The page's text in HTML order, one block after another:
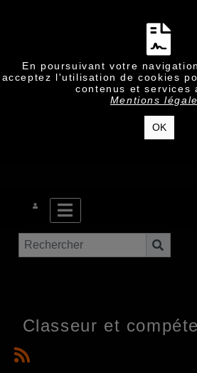
En poursuivant votre
acceptez l'utilisation de cookies
contenus et services
Mentions
OK
Classeur et